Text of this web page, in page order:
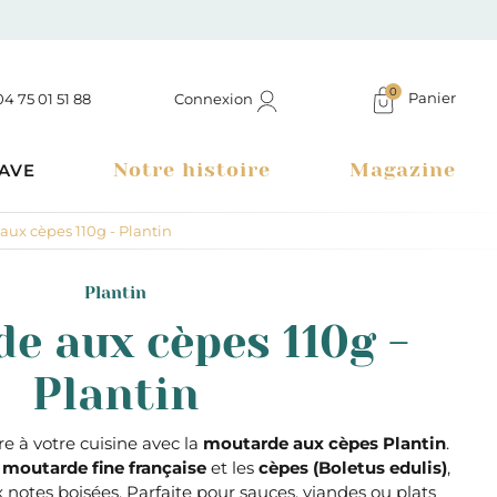
75 01 51 88 Connexion 0 Panier
Boutique à Montélimar & Epicerie fine en ligne
Notre histoire Magazine
cèpes 110g - Plantin
Plantin
aux cèpes 110g -
Plantin
à votre cuisine avec la moutarde aux cèpes Plantin.
moutarde fine françaiseet les cèpes (Boletus edulis),
boisées. Parfaite pour sauces, viandes ou plats